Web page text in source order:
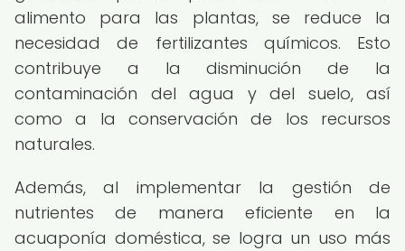
alimento para las plantas, se reduce la
necesidad de fertilizantes químicos. Esto
contribuye a la disminución de la
contaminación del agua y del suelo, así
como a la conservación de los recursos
naturales.
Además, al implementar la gestión de
nutrientes de manera eficiente en la
acuaponía doméstica, se logra un uso más